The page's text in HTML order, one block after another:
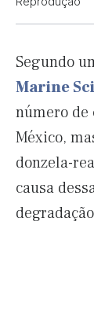
Segundo
Marine
número de
México,
donzela-
causa